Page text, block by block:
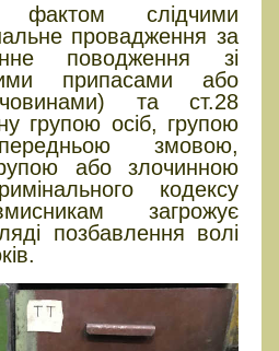
слідчими
провадження за
поводження зі
припасами або
та ст.28
групою осіб, групою
змовою,
або злочинною
кодексу
загрожує
позбавлення волі